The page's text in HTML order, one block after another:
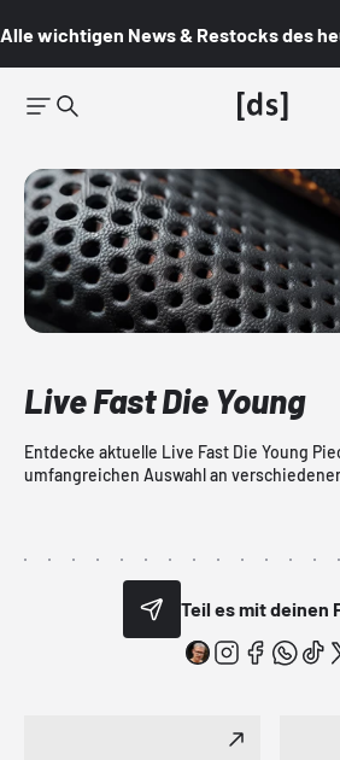
Alle wichtigen News & Restocks des
Live Fast Die Young
Entdecke aktuelle Live Fast Die Young
umfangreichen Auswahl an
Teil es mit deinen